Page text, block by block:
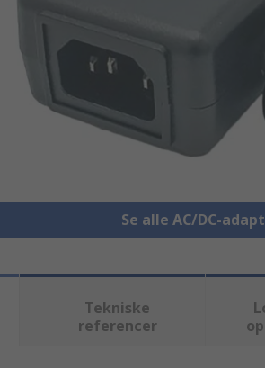
Se alle AC/DC-
Tekniske
referencer